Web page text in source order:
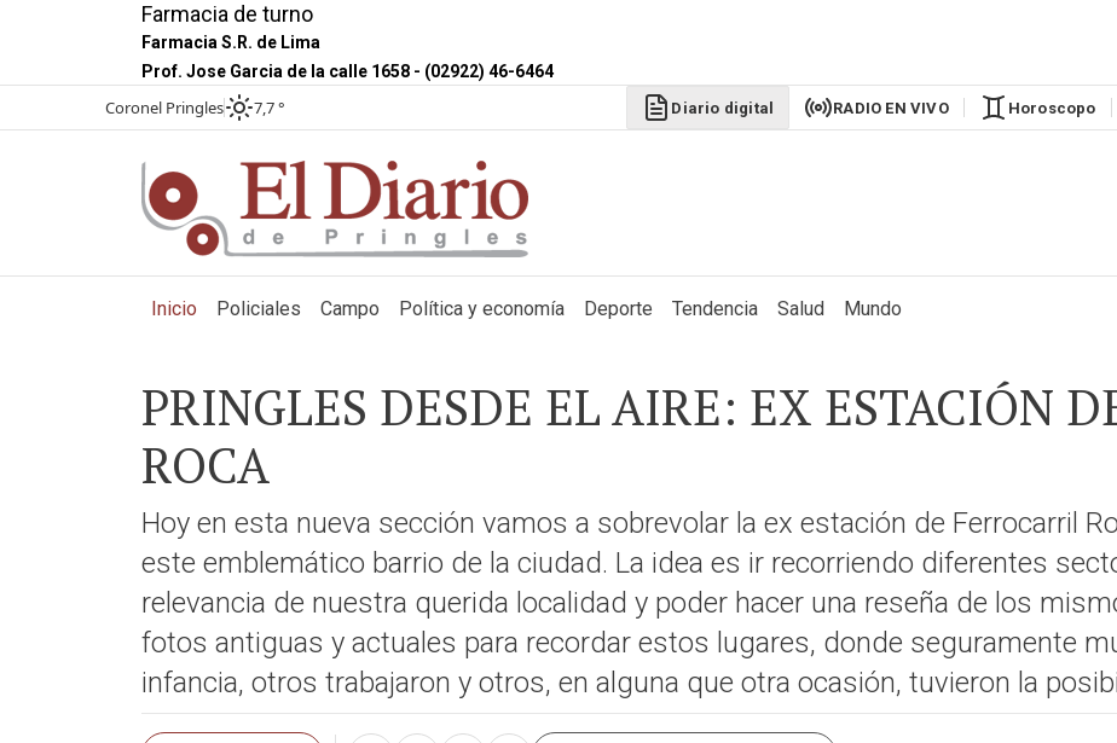
Farmacia de turno
Farmacia S.R. de Lima
Prof. Jose Garcia de la calle 1658 - (02922) 46-6464
Coronel Pringles 7,7 ° Diario digital RADIO EN VIVO Horoscopo
Inicio (current)
Policiales Campo Política y economía Deporte Tendencia Salud Mundo
PRINGLES DESDE EL AIRE: EX ESTACIÓN
ROCA
Hoy en esta nueva sección vamos a sobrevolar la ex estación de Ferrocarril
este emblemático barrio de la ciudad. La idea es ir recorriendo diferentes
relevancia de nuestra querida localidad y poder hacer una reseña de los
fotos antiguas y actuales para recordar estos lugares, donde seguramente
infancia, otros trabajaron y otros, en alguna que otra ocasión, tuvieron la